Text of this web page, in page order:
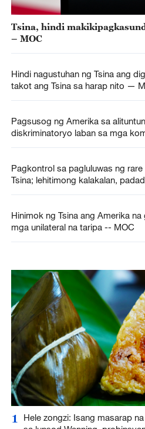
Tsina, hindi
– MOC
Hindi nagustuhan ng Tsina ang
takot ang Tsina sa harap nito —
Pagsusog ng Amerika sa
diskriminatoryo laban sa mga
Pagkontrol sa pagluluwas ng
Tsina; lehitimong kalakalan,
Hinimok ng Tsina ang Amerika
mga unilateral na taripa -- MOC
1
Hele zongzi: Isang masarap